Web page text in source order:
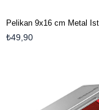
₺49,90